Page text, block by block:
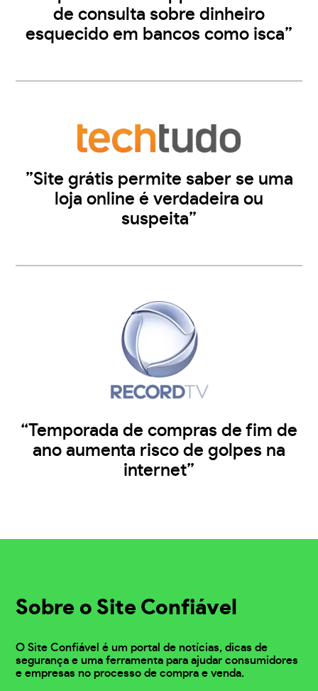
de consulta sobre dinheiro
esquecido em bancos como isca”
”Site grátis permite saber se uma
loja online é verdadeira ou
suspeita”
“Temporada de compras de fim de
ano aumenta risco de golpes na
internet”
Sobre o Site Confiável
O Site Confiável é um portal de notícias, dicas de
segurança e uma ferramenta para ajudar consumidores
e empresas no processo de compra e venda.